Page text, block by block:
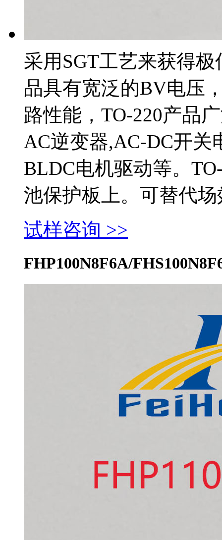
采用SGT工艺来获得
品具有宽泛的BV电压
路性能，TO-220产品
AC逆变器,AC-DC开关
BLDC电机驱动等。
池保护板上。可替代场
试样咨询 >>
FHP100N8F6A/